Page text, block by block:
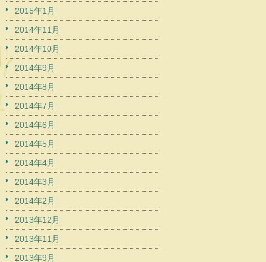
2015年1月
2014年11月
2014年10月
2014年9月
2014年8月
2014年7月
2014年6月
2014年5月
2014年4月
2014年3月
2014年2月
2013年12月
2013年11月
2013年9月